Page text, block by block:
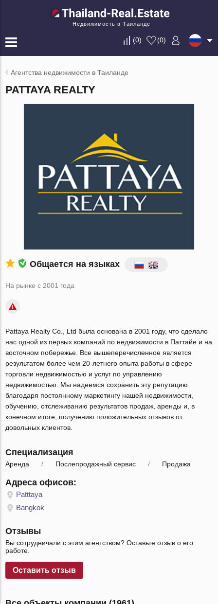
Недвижимость в Таиланде
(0) (0)
Агентства недвижимости в Таиланде
PATTAYA REALTY
Общается на языках
На рынке с 2001 года
Pattaya Realty Co., Ltd была основана в 2001 году, что сделало
нас одной из первых компаний по недвижимости в Паттайе и на
восточном побережье. Все вышеперечисленное является
результатом более чем 20-летнего опыта работы в сфере
торговли недвижимостью и услуг по управлению
недвижимостью. Мы надеемся сохранить эту репутацию
благодаря постоянному маркетингу нашей недвижимости,
обучению, отслеживанию результатов продаж, аренды и, в
конечном итоге, получению положительных отзывов от
довольных клиентов.
Специализация
Аренда Послепродажный сервис Продажа
Адреса офисов:
Patttaya
Bangkok
Отзывы
Вы сотрудничали с этим агентством? Оставьте отзыв о его
работе.
Оставить отзыв